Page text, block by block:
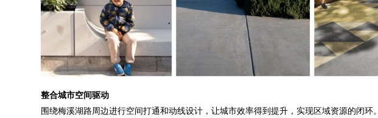
整合城市空间驱动
围绕梅溪湖路周边进行空间打通和动线设计，让城市效率得到提升，实现区域资源的闭环。